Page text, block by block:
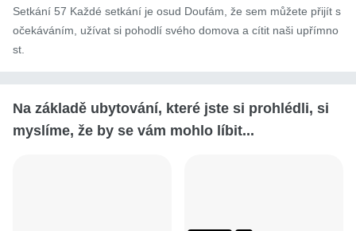
Setkání 57 Každé setkání je osud Doufám, že sem můžete přijít s
očekáváním, užívat si pohodlí svého domova a cítit naši upřímno
st.
Na základě ubytování, které jste si prohlédli, si
myslíme, že by se vám mohlo líbit...